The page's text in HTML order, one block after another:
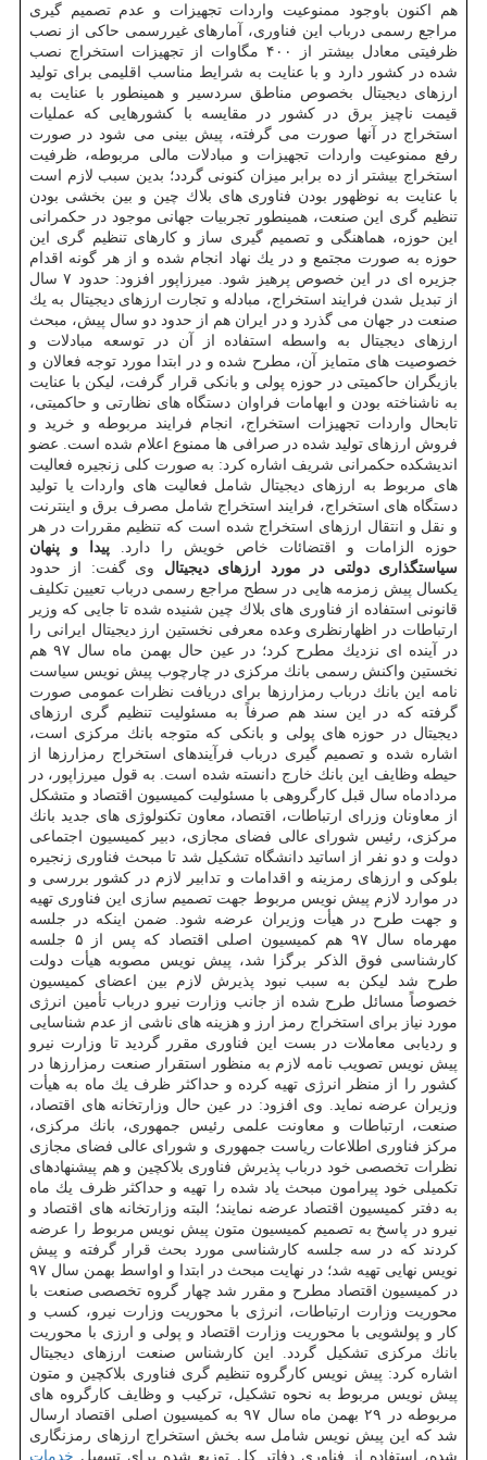
هم اكنون باوجود ممنوعیت واردات تجهیزات و عدم تصمیم گیری
مراجع رسمی درباب این فناوری، آمارهای غیررسمی حاكی از نصب
ظرفیتی معادل بیشتر از ۴۰۰ مگاوات از تجهیزات استخراج نصب
شده در كشور دارد و با عنایت به شرایط مناسب اقلیمی برای تولید
ارزهای دیجیتال بخصوص مناطق سردسیر و همینطور با عنایت به
قیمت ناچیز برق در كشور در مقایسه با كشورهایی كه عملیات
استخراج در آنها صورت می گرفته، پیش بینی می شود در صورت
رفع ممنوعیت واردات تجهیزات و مبادلات مالی مربوطه، ظرفیت
استخراج بیشتر از ده برابر میزان كنونی گردد؛ بدین سبب لازم است
با عنایت به نوظهور بودن فناوری های بلاك چین و بین بخشی بودن
تنظیم گری این صنعت، همینطور تجربیات جهانی موجود در حكمرانی
این حوزه، هماهنگی و تصمیم گیری ساز و كارهای تنظیم گری این
حوزه به صورت مجتمع و در یك نهاد انجام شده و از هر گونه اقدام
جزیره ای در این خصوص پرهیز شود. میرزاپور افزود: حدود ۷ سال
از تبدیل شدن فرایند استخراج، مبادله و تجارت ارزهای دیجیتال به یك
صنعت در جهان می گذرد و در ایران هم از حدود دو سال پیش، مبحث
ارزهای دیجیتال به واسطه استفاده از آن در توسعه مبادلات و
خصوصیت های متمایز آن، مطرح شده و در ابتدا مورد توجه فعالان و
بازیگران حاكمیتی در حوزه پولی و بانكی قرار گرفت، لیكن با عنایت
به ناشناخته بودن و ابهامات فراوان دستگاه های نظارتی و حاكمیتی،
تابحال واردات تجهیزات استخراج، انجام فرایند مربوطه و خرید و
فروش ارزهای تولید شده در صرافی ها ممنوع اعلام شده است. عضو
اندیشكده حكمرانی شریف اشاره كرد: به صورت كلی زنجیره فعالیت
های مربوط به ارزهای دیجیتال شامل فعالیت های واردات یا تولید
دستگاه های استخراج، فرایند استخراج شامل مصرف برق و اینترنت
و نقل و انتقال ارزهای استخراج شده است كه تنظیم مقررات در هر
حوزه الزامات و اقتضائات خاص خویش را دارد. پیدا و پنهان
سیاستگذاری دولتی در مورد ارزهای دیجیتال وی گفت: از حدود
یكسال پیش زمزمه هایی در سطح مراجع رسمی درباب تعیین تكلیف
قانونی استفاده از فناوری های بلاك چین شنیده شده تا جایی كه وزیر
ارتباطات در اظهارنظری وعده معرفی نخستین ارز دیجیتال ایرانی را
در آینده ای نزدیك مطرح كرد؛ در عین حال بهمن ماه سال ۹۷ هم
نخستین واكنش رسمی بانك مركزی در چارچوب پیش نویس سیاست
نامه این بانك درباب رمزارزها برای دریافت نظرات عمومی صورت
گرفته كه در این سند هم صرفاً به مسئولیت تنظیم گری ارزهای
دیجیتال در حوزه های پولی و بانكی كه متوجه بانك مركزی است،
اشاره شده و تصمیم گیری درباب فرآیندهای استخراج رمزارزها از
حیطه وظایف این بانك خارج دانسته شده است. به قول میرزاپور، در
مردادماه سال قبل كارگروهی با مسئولیت كمیسیون اقتصاد و متشكل
از معاونان وزرای ارتباطات، اقتصاد، معاون تكنولوژی های جدید بانك
مركزی، رئیس شورای عالی فضای مجازی، دبیر كمیسیون اجتماعی
دولت و دو نفر از اساتید دانشگاه تشكیل شد تا مبحث فناوری زنجیره
بلوكی و ارزهای رمزینه و اقدامات و تدابیر لازم در كشور بررسی و
در موارد لازم پیش نویس مربوط جهت تصمیم سازی این فناوری تهیه
و جهت طرح در هیأت وزیران عرضه شود. ضمن اینكه در جلسه
مهرماه سال ۹۷ هم كمیسیون اصلی اقتصاد كه پس از ۵ جلسه
كارشناسی فوق الذكر برگزا شد، پیش نویس مصوبه هیأت دولت
طرح شد لیكن به سبب نبود پذیرش لازم بین اعضای كمیسیون
خصوصاً مسائل طرح شده از جانب وزارت نیرو درباب تأمین انرژی
مورد نیاز برای استخراج رمز ارز و هزینه های ناشی از عدم شناسایی
و ردیابی معاملات در بست این فناوری مقرر گردید تا وزارت نیرو
پیش نویس تصویب نامه لازم به منظور استقرار صنعت رمزارزها در
كشور را از منظر انرژی تهیه كرده و حداكثر ظرف یك ماه به هیأت
وزیران عرضه نماید. وی افزود: در عین حال وزارتخانه های اقتصاد،
صنعت، ارتباطات و معاونت علمی رئیس جمهوری، بانك مركزی،
مركز فناوری اطلاعات ریاست جمهوری و شورای عالی فضای مجازی
نظرات تخصصی خود درباب پذیرش فناوری بلاكچین و هم پیشنهادهای
تكمیلی خود پیرامون مبحث یاد شده را تهیه و حداكثر ظرف یك ماه
به دفتر كمیسیون اقتصاد عرضه نمایند؛ البته وزارتخانه های اقتصاد و
نیرو در پاسخ به تصمیم كمیسیون متون پیش نویس مربوط را عرضه
كردند كه در سه جلسه كارشناسی مورد بحث قرار گرفته و پیش
نویس نهایی تهیه شد؛ در نهایت مبحث در ابتدا و اواسط بهمن سال ۹۷
در كمیسیون اقتصاد مطرح و مقرر شد چهار گروه تخصصی صنعت با
محوریت وزارت ارتباطات، انرژی با محوریت وزارت نیرو، كسب و
كار و پولشویی با محوریت وزارت اقتصاد و پولی و ارزی با محوریت
بانك مركزی تشكیل گردد. این كارشناس صنعت ارزهای دیجیتال
اشاره كرد: پیش نویس كارگروه تنظیم گری فناوری بلاكچین و متون
پیش نویس مربوط به نحوه تشكیل، تركیب و وظایف كارگروه های
مربوطه در ۲۹ بهمن ماه سال ۹۷ به كمیسیون اصلی اقتصاد ارسال
شد كه این پیش نویس شامل سه بخش استخراج ارزهای رمزنگاری
شده، استفاده از فناوری دفاتر كل توزیع شده برای تسهیل خدمات